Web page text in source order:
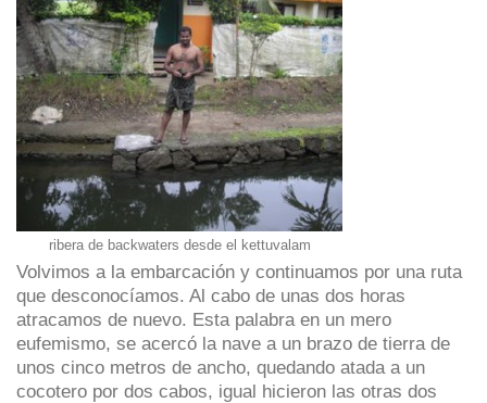
ribera de backwaters desde el kettuvalam
Volvimos a la embarcación y continuamos por una ruta
que desconocíamos. Al cabo de unas dos horas
atracamos de nuevo. Esta palabra en un mero
eufemismo, se acercó la nave a un brazo de tierra de
unos cinco metros de ancho, quedando atada a un
cocotero por dos cabos, igual hicieron las otras dos